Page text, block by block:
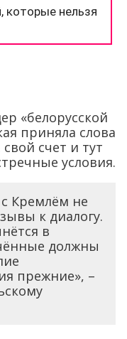
«белорусской
приняла слова
счет и тут
условия.
Кремлём не
к диалогу.
в
должны
прежние», –